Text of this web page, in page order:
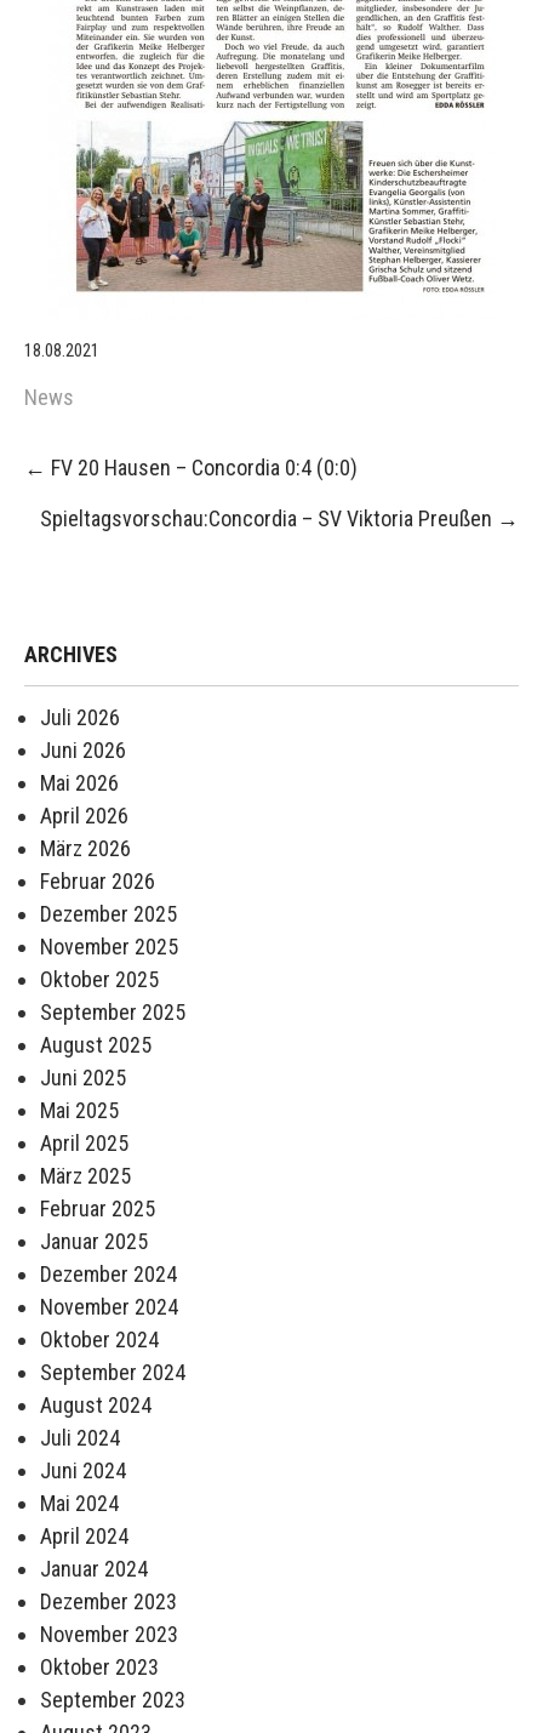
18.08.2021
News
Post
navigation
← FV 20 Hausen – Concordia 0:4 (0:0)
Spieltagsvorschau:Concordia – SV Viktoria Preußen →
ARCHIVES
Juli 2026
Juni 2026
Mai 2026
April 2026
März 2026
Februar 2026
Dezember 2025
November 2025
Oktober 2025
September 2025
August 2025
Juni 2025
Mai 2025
April 2025
März 2025
Februar 2025
Januar 2025
Dezember 2024
November 2024
Oktober 2024
September 2024
August 2024
Juli 2024
Juni 2024
Mai 2024
April 2024
Januar 2024
Dezember 2023
November 2023
Oktober 2023
September 2023